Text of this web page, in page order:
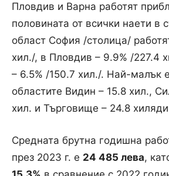
Пловдив и Варна работят
половината от всички наети в
област София /столица/
хил./, в Пловдив – 9.9% /227.4
– 6.5% /150.7 хил./. Най-малък
областите Видин – 15.8 хил.,
хил. и Търговище – 24.8
Средната брутна годишна
през 2023 г. е 24 485 лева,